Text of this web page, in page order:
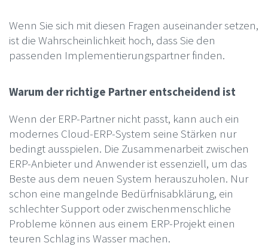
Wenn Sie sich mit diesen Fragen auseinander setzen,
ist die Wahrscheinlichkeit hoch, dass Sie den
passenden Implementierungspartner finden.
Warum der richtige Partner entscheidend ist
Wenn der ERP-Partner nicht passt, kann auch ein
modernes Cloud-ERP-System seine Stärken nur
bedingt ausspielen. Die Zusammenarbeit zwischen
ERP-Anbieter und Anwender ist essenziell, um das
Beste aus dem neuen System herauszuholen. Nur
schon eine mangelnde Bedürfnisabklärung, ein
schlechter Support oder zwischenmenschliche
Probleme können aus einem ERP-Projekt einen
teuren Schlag ins Wasser machen.